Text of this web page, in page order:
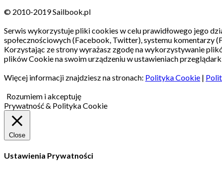
© 2010-2019 Sailbook.pl
Serwis wykorzystuje pliki cookies w celu prawidłowego jego
społecznościowych (Facebook, Twitter), systemu komentarzy
Korzystając ze strony wyrażasz zgodę na wykorzystywanie
plików Cookie na swoim urządzeniu w ustawieniach
Więcej informacji znajdziesz na stronach: Polityka Cookie |
Rozumiem i akceptuję
Prywatność & Polityka Cookie
Close
Ustawienia Prywatności